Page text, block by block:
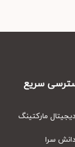
سریع
مارکتینگ
سرا